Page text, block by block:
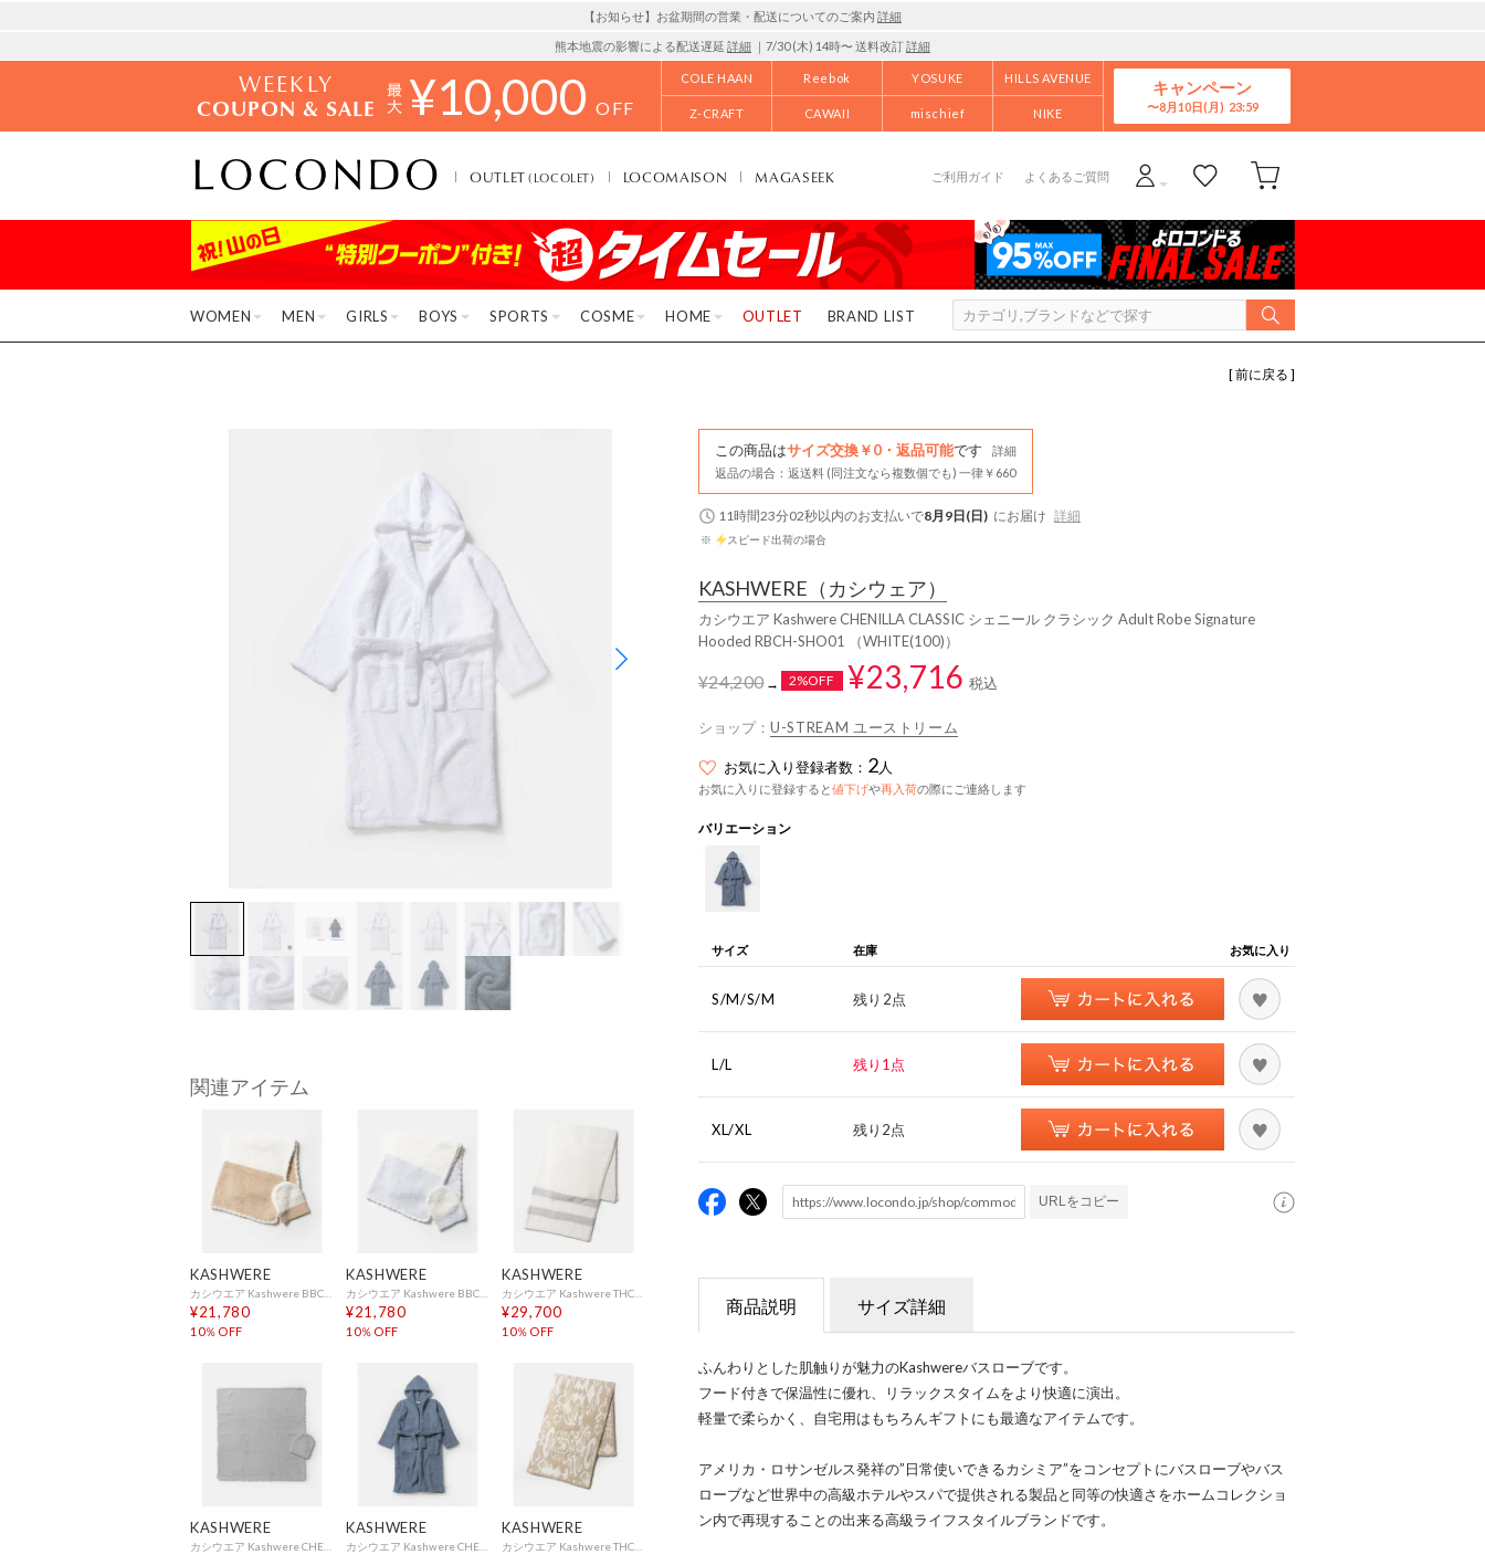
【お知らせ】お盆期間の営業・配送についてのご案内 詳細
熊本地震の影響による配送遅延 詳細 ｜7/30 (木) 14時〜 送料改訂詳細
WEEKLY
COUPON & SALE ¥10,000 OFF
COLE HAAN Reebok YOSUKE HILLS AVENUE
Z-CRAFT CAWAII mischief NIKE
キャンペーン
8月10日(月)
OUTLET(LOCOLET) LOCOMAISON MAGASEEK ご利用ガイド よくあるご質問
WOMEN MEN GIRLS BOYS SPORTS COSME HOME OUTLET BRAND LIST
[ 前に戻る ]
関連アイテム
KASHWERE
¥21,780
10％OFF
KASHWERE
¥21,780
10％OFF
KASHWERE
¥29,700
10％OFF
KASHWERE KASHWERE KASHWERE
この商品はサイズ交換￥0・返品可能です
詳細
返品の場合：返送料 (同注文なら複数個でも) 一律￥660
11時間23分01秒以内のお支払いで8月9日(日) にお届け 詳細
※ スピード出荷の場合
KASHWERE （カシウェア）
カシウエア Kashwere CHENILLA CLASSIC シェニール クラシック Adult Robe Signature
Hooded RBCH-SHO01 （WHITE(100)）
¥24,200→ 2%OFF ¥23,716 税込
ショップ： U-STREAM ユーストリーム
お気に入り登録者数： 2人
お気に入りに登録すると値下げや再入荷の際にご連絡します
バリエーション
サイズ 在庫 お気に入り
S/M/S/M 残り2点
L/L 残り1点
XL/XL 残り2点
URLをコピー
商品説明 サイズ詳細
ふんわりとした肌触りが魅力のKashwereバスローブです。
フード付きで保温性に優れ、リラックスタイムをより快適に演出。
軽量で柔らかく、自宅用はもちろんギフトにも最適なアイテムです。
アメリカ・ロサンゼルス発祥の”日常使いできるカシミア”をコンセプトにバスローブやバス
ローブなど世界中の高級ホテルやスパで提供される製品と同等の快適さをホームコレクショ
ン内で再現することの出来る高級ライフスタイルブランドです。